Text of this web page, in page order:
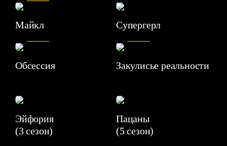
Майкл Супергерл
Обсессия
7.1
Закулисье реальности
Эйфория
(3 сезон)
Пацаны
(5 сезон)
6.3